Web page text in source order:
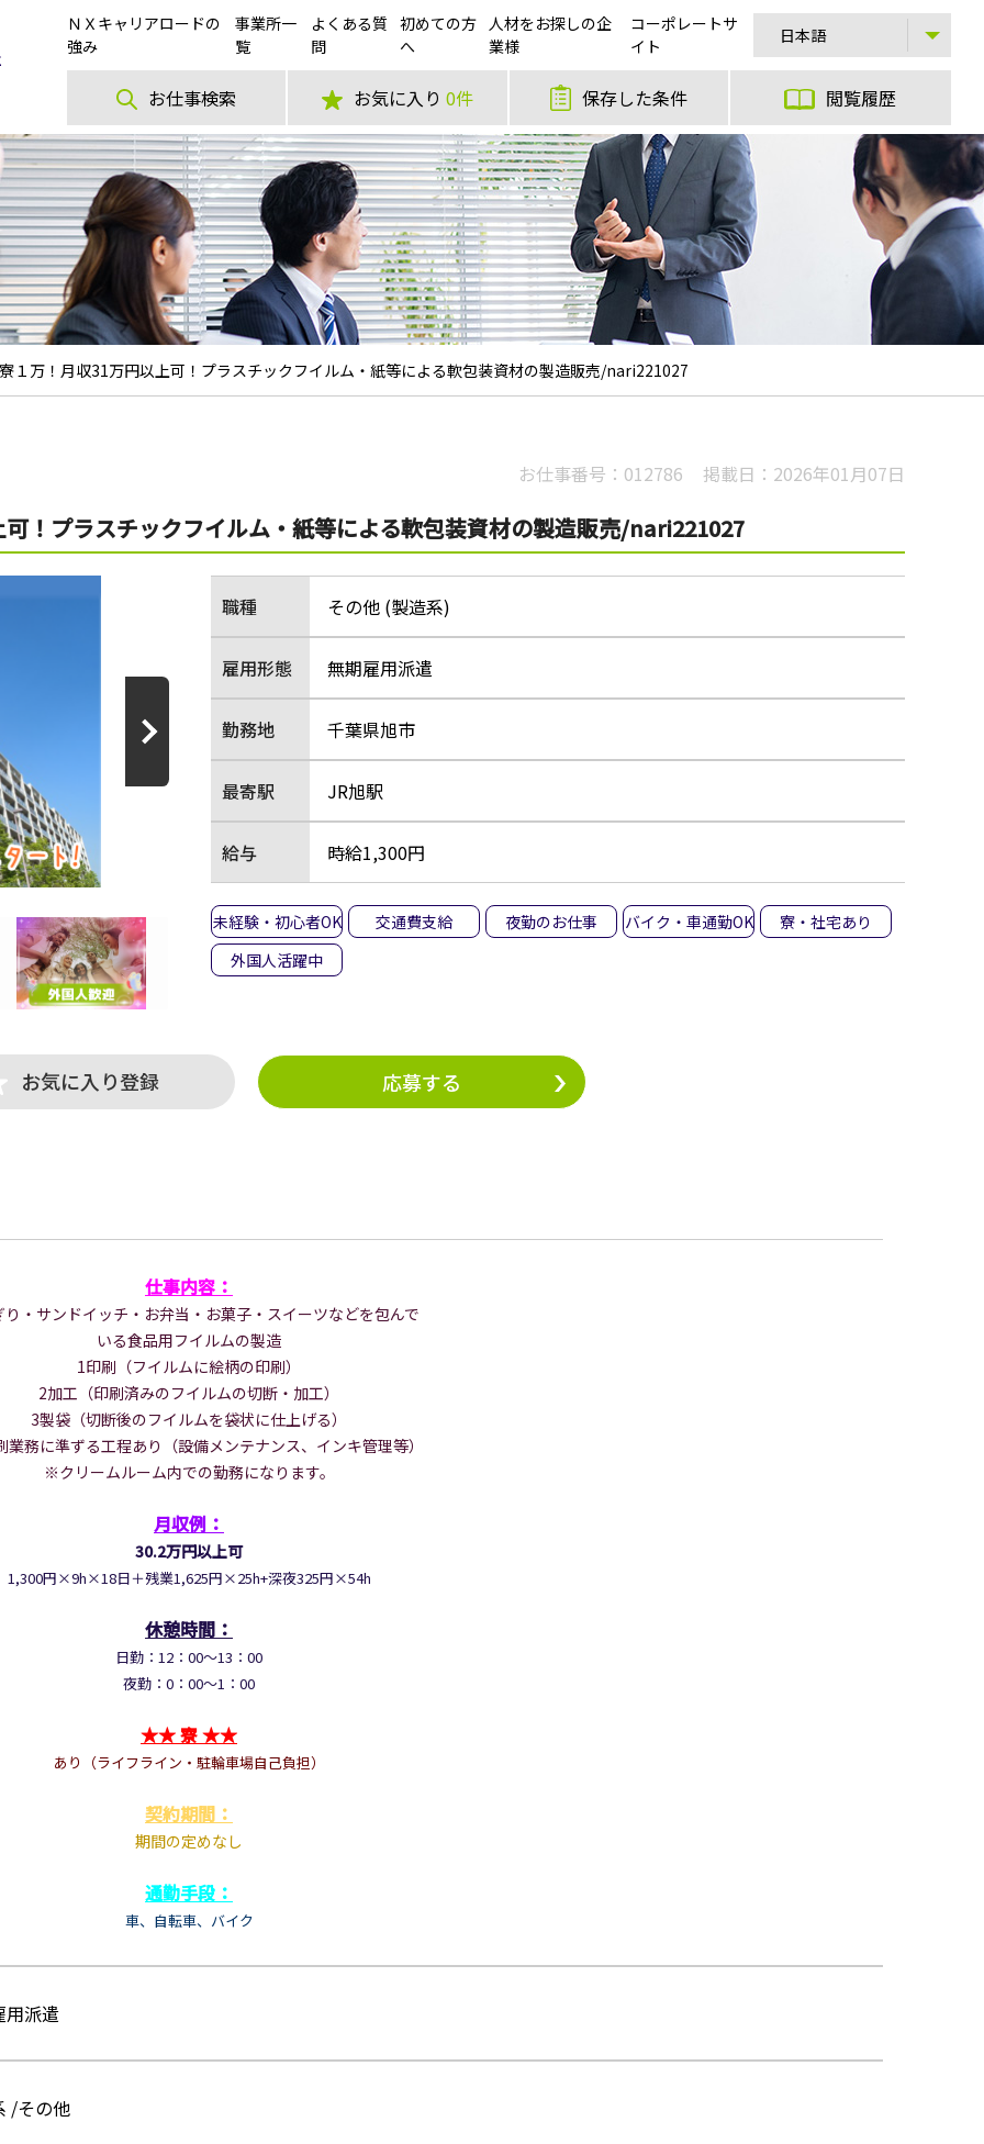
ＮＸキャリアロードの
強み
事業所一
覧
よくある質
問
初めての方
へ
人材をお探しの企
業様
コーポレートサ
イト
お仕事検索 お気に入り 0件 保存した条件 閲覧履歴
１万！月収31万円以上可！プラスチックフイルム・紙等による軟包装資材の製造販売/nari221027
お仕事番号： 012786 掲載日： 2026年01月07日
！プラスチックフイルム・紙等による軟包装資材の製造販売/nari221027
職種 その他 (製造系)
雇用形態 無期雇用派遣
勤務地 千葉県旭市
最寄駅 JR旭駅
給与 時給1,300円
未経験・初心者OK 交通費支給 夜勤のお仕事 バイク・車通勤OK
寮・社宅あり
外国人活躍中
お気に入り登録 応募する
仕事内容：
り・サンドイッチ・お弁当・お菓子・スイーツなどを包んで
いる食品用フイルムの製造
1印刷（フイルムに絵柄の印刷）
2加工（印刷済みのフイルムの切断・加工）
3製袋（切断後のフイルムを袋状に仕上げる）
業務に準ずる工程あり（設備メンテナンス、インキ管理等）
※クリームルーム内での勤務になります。
月収例：
30.2万円以上可
1,300円×9h×18日＋残業1,625円×25h+深夜325円×54h
休憩時間：
日勤： 12：00～13：00
夜勤： 0：00～1：00
★★寮★★
あり（ライフライン・駐輪車場自己負担）
契約期間：
期間の定めなし
通勤手段：
車、自転車、 バイク
用派遣
/その他